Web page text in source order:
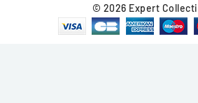
© 2026 Expert